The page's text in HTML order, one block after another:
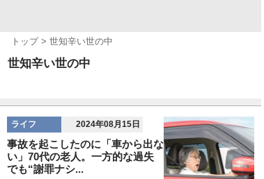
トップ 世知辛い世の中
世知辛い世の中
ライフ 2024年08月15日
事故を起こしたのに「車から出な
い」70代の老人。一方的な過失
でも“謝罪ナシ...